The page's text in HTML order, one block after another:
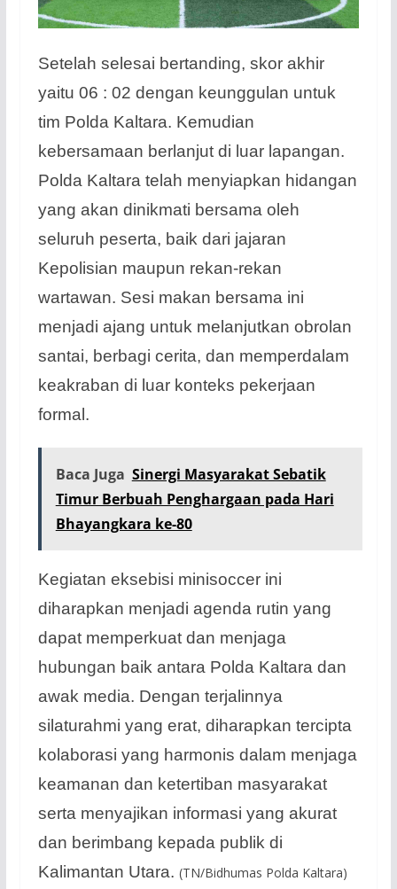
Setelah selesai bertanding, skor akhir
yaitu 06 : 02 dengan keunggulan untuk
tim Polda Kaltara. Kemudian
kebersamaan berlanjut di luar lapangan.
Polda Kaltara telah menyiapkan hidangan
yang akan dinikmati bersama oleh
seluruh peserta, baik dari jajaran
Kepolisian maupun rekan-rekan
wartawan. Sesi makan bersama ini
menjadi ajang untuk melanjutkan obrolan
santai, berbagi cerita, dan memperdalam
keakraban di luar konteks pekerjaan
formal.
Baca Juga Sinergi Masyarakat Sebatik
Timur Berbuah Penghargaan pada Hari
Bhayangkara ke-80
Kegiatan eksebisi minisoccer ini
diharapkan menjadi agenda rutin yang
dapat memperkuat dan menjaga
hubungan baik antara Polda Kaltara dan
awak media. Dengan terjalinnya
silaturahmi yang erat, diharapkan tercipta
kolaborasi yang harmonis dalam menjaga
keamanan dan ketertiban masyarakat
serta menyajikan informasi yang akurat
dan berimbang kepada publik di
Kalimantan Utara. (TN/Bidhumas Polda Kaltara)